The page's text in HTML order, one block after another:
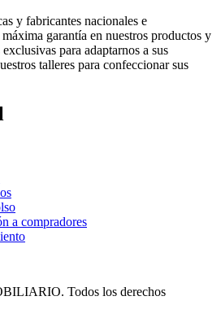
y fabricantes nacionales e
garantía en nuestros productos y
para adaptarnos a sus
talleres para confeccionar sus
a compradores
Todos los derechos